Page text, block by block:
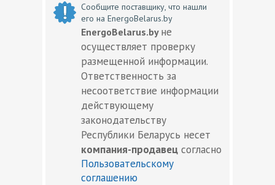
Сообщите поставщику, что нашли
его на EnergoBelarus.by
EnergoBelarus.by не
осуществляет проверку
размещенной информации.
Ответственность за
несоответствие информации
действующему
законодательству
Республики Беларусь несет
компания-продавец согласно
Пользовательскому
соглашению